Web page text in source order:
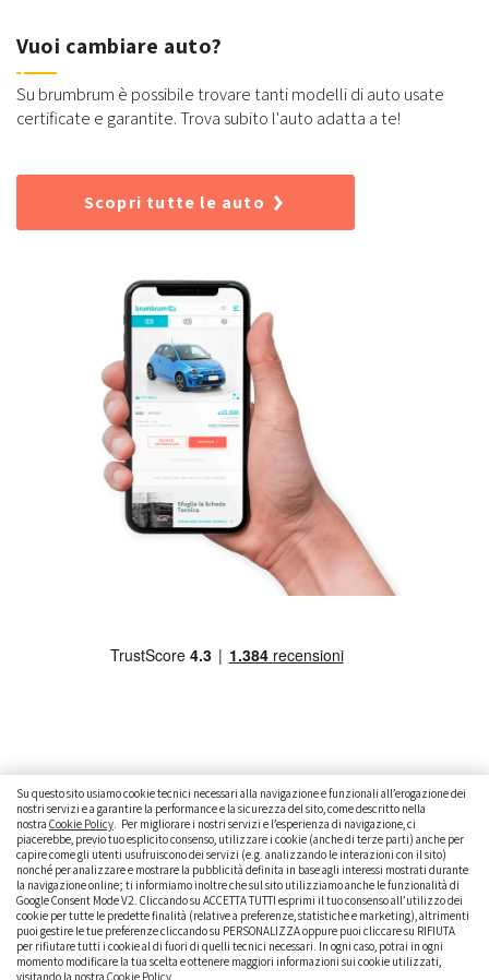
Su questo sito usiamo cookie tecnici necessari alla navigazione e funzionali all’erogazione dei
nostri servizi e a garantire la performance e la sicurezza del sito, come descritto nella
nostra Cookie Policy. Per migliorare i nostri servizi e l’esperienza di navigazione, ci
piacerebbe, previo tuo esplicito consenso, utilizzare i cookie (anche di terze parti) anche per
capire come gli utenti usufruiscono dei servizi (e.g. analizzando le interazioni con il sito)
nonché per analizzare e mostrare la pubblicità definita in base agli interessi mostrati durante
la navigazione online; ti informiamo inoltre che sul sito utilizziamo anche le funzionalità di
Google Consent Mode V2. Cliccando su ACCETTA TUTTI esprimi il tuo consenso all’utilizzo dei
cookie per tutte le predette finalità (relative a preferenze, statistiche e marketing), altrimenti
puoi gestire le tue preferenze cliccando su PERSONALIZZA oppure puoi cliccare su RIFIUTA
per rifiutare tutti i cookie al di fuori di quelli tecnici necessari. In ogni caso, potrai in ogni
momento modificare la tua scelta e ottenere maggiori informazioni sui cookie utilizzati,
visitando la nostra Cookie Policy
Vuoi cambiare auto?
Su brumbrum è possibile trovare tanti modelli di auto usate
certificate e garantite. Trova subito l'auto adatta a te!
Scopri tutte le auto
CAMBIARE AUTO
GUIDA ALL’ACQUISTO
GUIDE PRATICHE
CURIOSITÀ
DATI ALLA MANO
DICE LA LEGGE
PARLIAMO DI NOI